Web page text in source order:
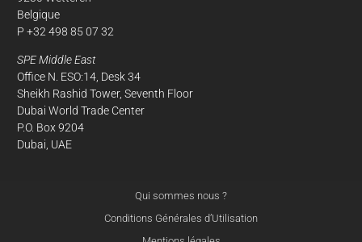
Belgique
P +32 498 85 07 32
SPE Middle East
Office N. ESO:14, Desk 34
Sheikh Rashid Tower, Seventh Floor
Dubai World Trade Center
P.O. Box 9204
Dubai, UAE
Qui sommes nous ?
Conditions Générales d’Utilisation